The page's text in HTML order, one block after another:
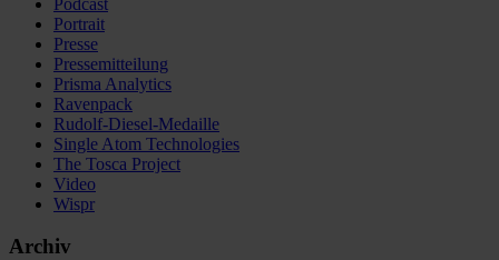
Portrait
Presse
Pressemitteilung
Prisma Analytics
Ravenpack
Rudolf-Diesel-Medaille
Single Atom Technologies
The Tosca Project
Video
Wispr
Archiv